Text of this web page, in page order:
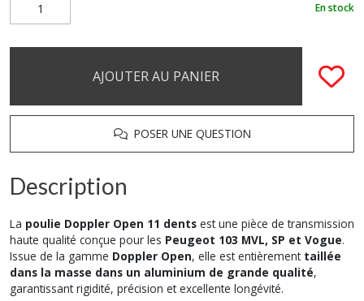
En stock
AJOUTER AU PANIER
POSER UNE QUESTION
Description
La poulie Doppler Open 11 dents est une pièce de transmission
haute qualité conçue pour les Peugeot 103 MVL, SP et Vogue.
Issue de la gamme Doppler Open, elle est entièrement taillée
dans la masse dans un aluminium de grande qualité,
garantissant rigidité, précision et excellente longévité.